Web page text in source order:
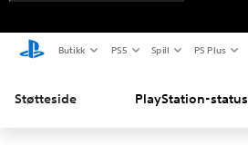
Butikk PS5 Spill PS Plus
Støtteside PlayStation-status